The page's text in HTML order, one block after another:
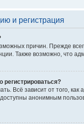
и регистрация
причин. Прежде
Также возможно, что
Всё зависит от того,
анонимным